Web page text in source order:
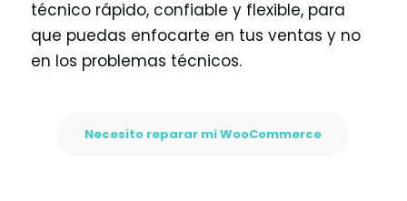
técnico rápido, confiable y flexible, para
que puedas enfocarte en tus ventas y no
en los problemas técnicos.
Necesito reparar mi WooCommerce